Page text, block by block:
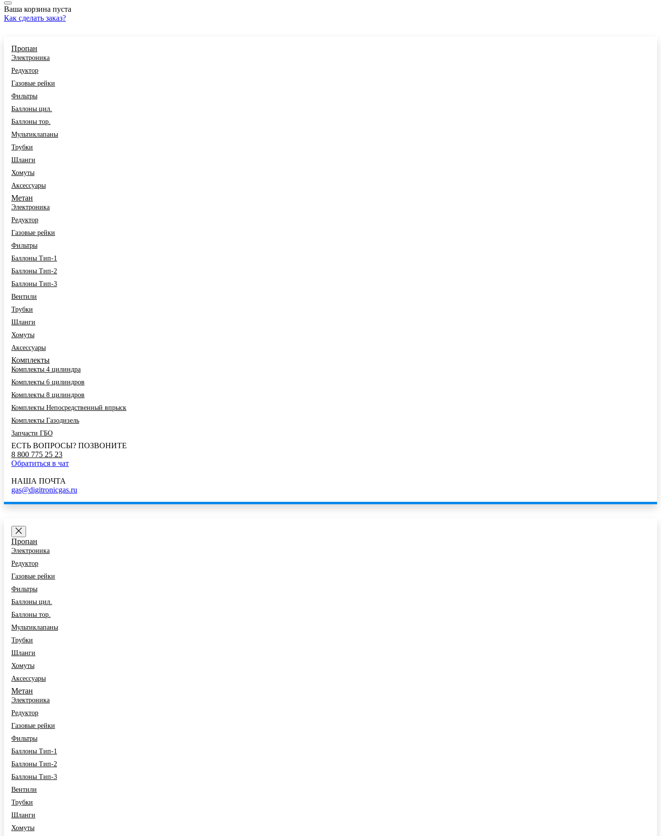
Ваша корзина пуста
Как сделать заказ?
Пропан
Электроника
Редуктор
Газовые рейки
Фильтры
Баллоны цил.
Баллоны тор.
Мультиклапаны
Трубки
Шланги
Хомуты
Аксессуары
Метан
Электроника
Редуктор
Газовые рейки
Фильтры
Баллоны Тип-1
Баллоны Тип-2
Баллоны Тип-3
Вентили
Трубки
Шланги
Хомуты
Аксессуары
Комплекты
Комплекты 4 цилиндра
Комплекты 6 цилиндров
Комплекты 8 цилиндров
Комплекты Непосредственный впрыск
Комплекты Газодизель
Запчасти ГБО
ЕСТЬ ВОПРОСЫ? ПОЗВОНИТЕ
8 800 775 25 23
Обратиться в чат
НАША ПОЧТА
gas@digitronicgas.ru
Пропан
Электроника
Редуктор
Газовые рейки
Фильтры
Баллоны цил.
Баллоны тор.
Мультиклапаны
Трубки
Шланги
Хомуты
Аксессуары
Метан
Электроника
Редуктор
Газовые рейки
Фильтры
Баллоны Тип-1
Баллоны Тип-2
Баллоны Тип-3
Вентили
Трубки
Шланги
Хомуты